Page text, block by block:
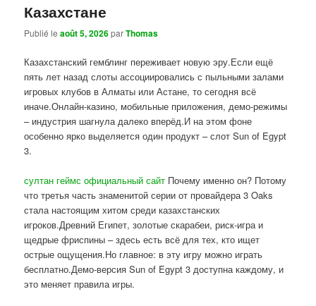
Казахстане
Publié leaoût 5, 2026parThomas
Казахстанский гемблинг переживает новую эру.Если ещё
пять лет назад слоты ассоциировались с пыльными залами
игровых клубов в Алматы или Астане, то сегодня всё
иначе.Онлайн-казино, мобильные приложения, демо-режимы
– индустрия шагнула далеко вперёд.И на этом фоне
особенно ярко выделяется один продукт – слот Sun of Egypt
3.
султан геймс официальный сайт Почему именно он? Потому
что третья часть знаменитой серии от провайдера 3 Oaks
стала настоящим хитом среди казахстанских
игроков.Древний Египет, золотые скарабеи, риск-игра и
щедрые фриспины – здесь есть всё для тех, кто ищет
острые ощущения.Но главное: в эту игру можно играть
бесплатно.Демо-версия Sun of Egypt 3 доступна каждому, и
это меняет правила игры.